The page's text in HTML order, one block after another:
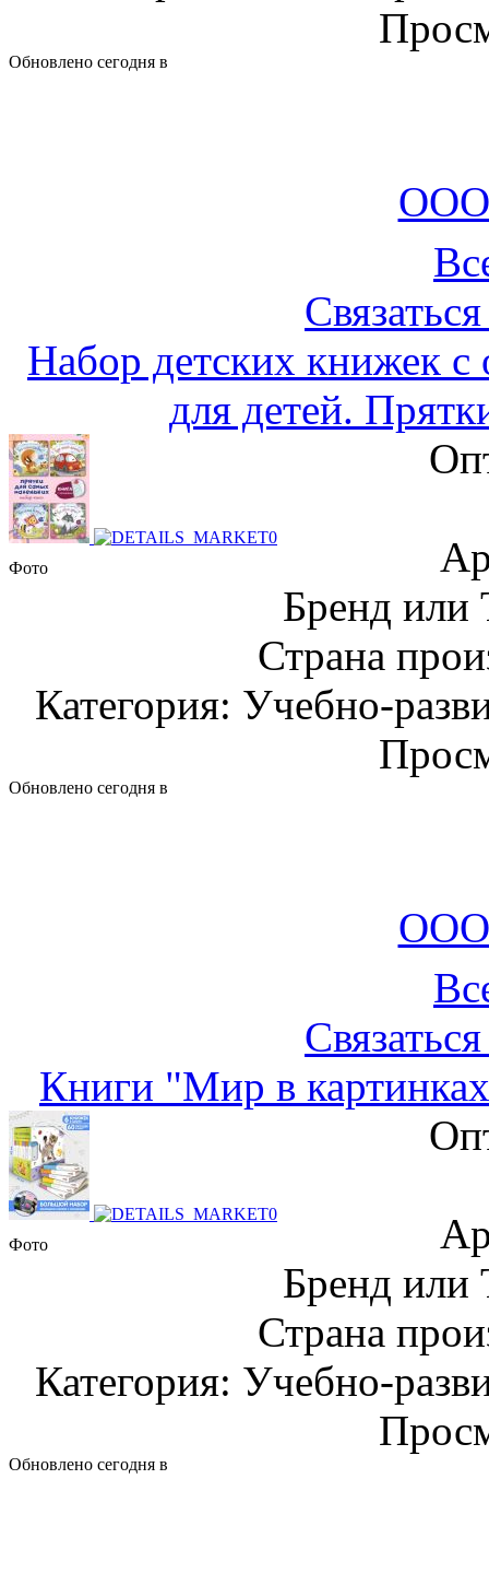
Обновлено сегодня в
ООО
Набор детских книжек
для детей.
Фото
Бренд или
Страна
Категория: Учебно-
Обновлено сегодня в
ООО
Книги "Мир в
Фото
Бренд или
Страна
Категория: Учебно-
Обновлено сегодня в